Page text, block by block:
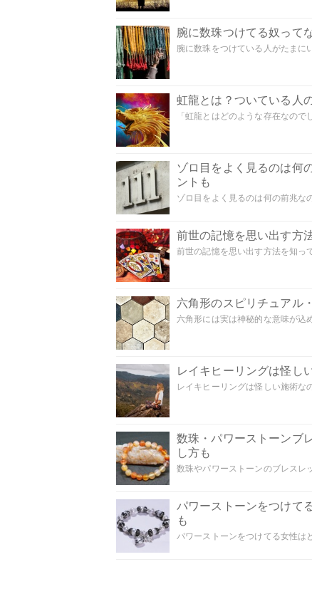
腕に数珠つけてる奴って
腕に数珠をつけている人がたまに
虹龍とは？ついている人
「虹龍とはどのような存在なの
ゾロ目をよく見るのは何
ントも
ゾロ目をよく見るのは何の前兆な
前世の記憶を思い出す方
前世の記憶を思い出す方法を知っ
六角形のスピリチュアル
六角形には実は神秘的な意味が込
レイキヒーリングは怪し
レイキヒーリングは怪しい施術な
数珠・パワーストーンブ
し方も
数珠やパワーストーンのブレスレ
パワーストーンをつけて
も
パワーストーンをつけてる女性は